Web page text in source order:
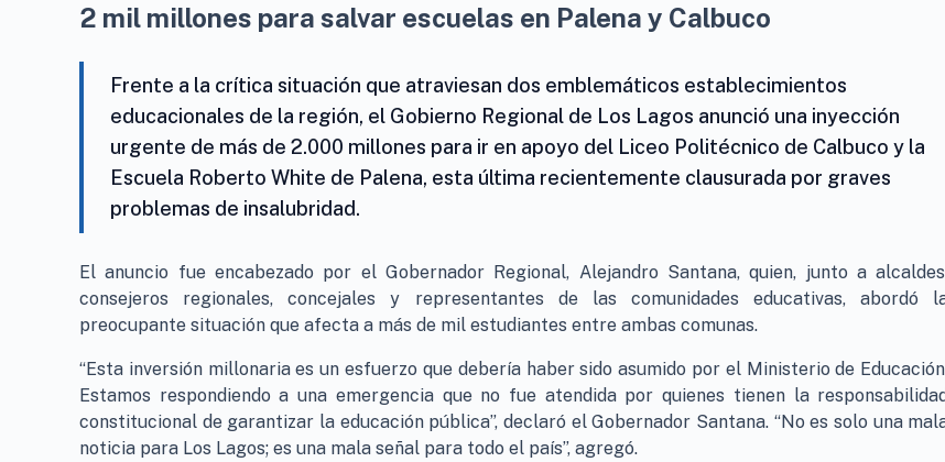
2 mil millones para salvar escuelas en Palena y Calbuco
Frente a la crítica situación que atraviesan dos emblemáticos establecimientos
educacionales de la región, el Gobierno Regional de Los Lagos anunció una inyección
urgente de más de 2.000 millones para ir en apoyo del Liceo Politécnico de Calbuco y la
Escuela Roberto White de Palena, esta última recientemente clausurada por graves
problemas de insalubridad.
El anuncio fue encabezado por el Gobernador Regional, Alejandro Santana, quien, junto a
consejeros regionales, concejales y representantes de las comunidades educativas, abordó
preocupante situación que afecta a más de mil estudiantes entre ambas comunas.
“Esta inversión millonaria es un esfuerzo que debería haber sido asumido por el Ministerio de
Estamos respondiendo a una emergencia que no fue atendida por quienes tienen la responsabilidad
constitucional de garantizar la educación pública”, declaró el Gobernador Santana. “No es solo una
noticia para Los Lagos; es una mala señal para todo el país”, agregó.